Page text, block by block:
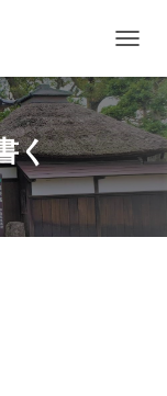
ビ
ゲ
ー
シ
ョ
ン
り
く